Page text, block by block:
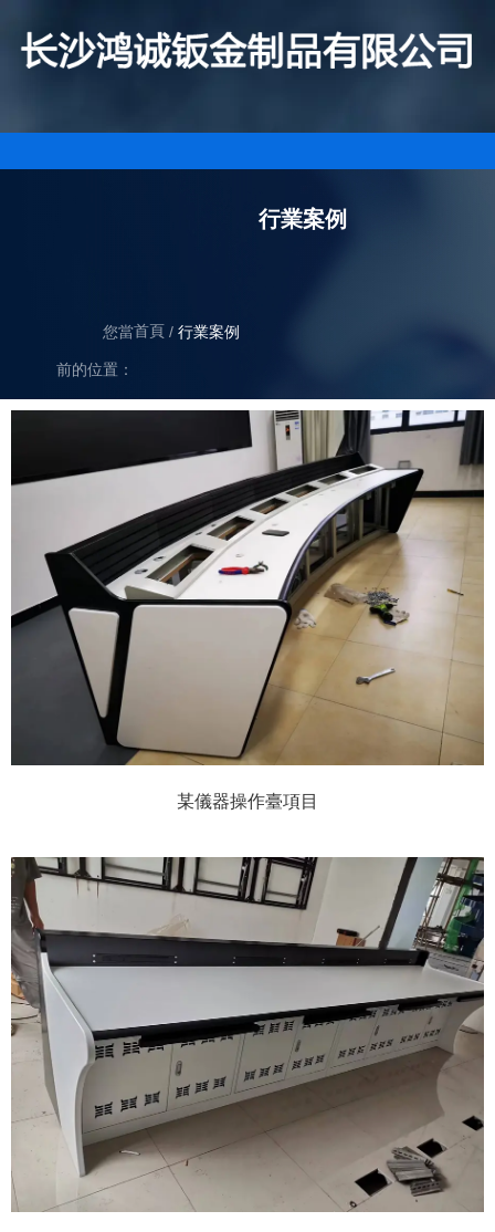
行業案例
您當
前的位置：
首頁/行業案例
某儀器操作臺項目